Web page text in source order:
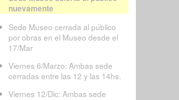
nuevamente
Sede Museo cerrada al público
por obras en el Museo desde el
17/Mar
Viernes 6/Marzo: Ambas sede
cerradas entre las 12 y las 14hs.
Viernes 12/Dic: Ambas sede